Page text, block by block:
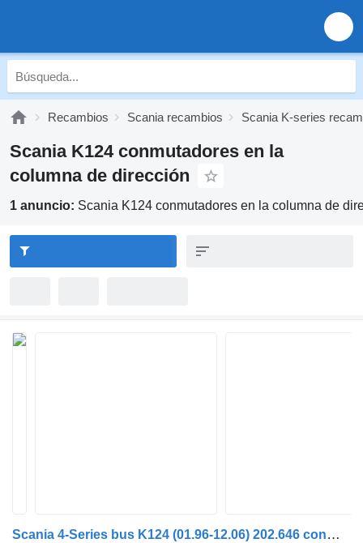
Recambios Scania recambios Scania K-series
Scania K124 conmutadores en la
columna de dirección
1 anuncio: Scania K124 conmutadores en la columna de
Scania 4-Series bus K124 (01.96-12.06) 202.646 conmutador en la columna de dirección para Scania 4-series bus (1995-2006) autobús